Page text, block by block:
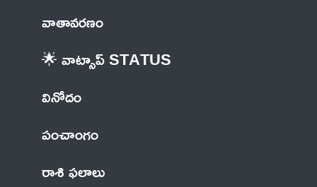
వాతావరణం
🌟 వాట్సాప్ STATUS
వినోదం
పంచాంగం
రాశి ఫలాలు